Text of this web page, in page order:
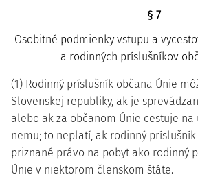
§ 7
Osobitné podmienky vstupu a
a rodinných príslušníkov
(1) Rodinný príslušník občana Únie
Slovenskej republiky, ak je
alebo ak za občanom Únie cestuje
nemu; to neplatí, ak rodinný
priznané právo na pobyt ako rodinný
Únie v niektorom členskom štáte.